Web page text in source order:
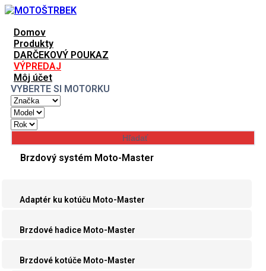
Domov
Produkty
DARČEKOVÝ POUKAZ
VÝPREDAJ
Môj účet
VYBERTE SI MOTORKU
Brzdový systém Moto-Master
Adaptér ku kotúču Moto-Master
Brzdové hadice Moto-Master
Brzdové kotúče Moto-Master